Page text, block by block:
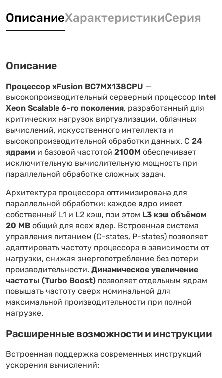
ОписаниеХарактеристикиСерия
Описание
Процессор xFusion BC7MX138CPU —
высокопроизводительный серверный процессор Intel
Xeon Scalable 6-го поколения, разработанный для
критических нагрузок виртуализации, облачных
вычислений, искусственного интеллекта и
высокопроизводительной обработки данных. С 24
ядрами и базовой частотой 2100M обеспечивает
исключительную вычислительную мощность при
параллельной обработке сложных задач.
Архитектура процессора оптимизирована для
параллельной обработки: каждое ядро имеет
собственный L1 и L2 кэш, при этом L3 кэш объёмом
20 MBобщий для всех ядер. Встроенная система
управления питанием (C-states, P-states) позволяет
адаптировать частоту процессора в зависимости от
нагрузки, снижая энергопотребление без потери
производительности. Динамическое увеличение
частоты (Turbo Boost) позволяет отдельным ядрам
повышать частоту сверх номинальной для
максимальной производительности при полной
нагрузке.
Расширенные возможности и инструкции
Встроенная поддержка современных инструкций
ускорения вычислений: